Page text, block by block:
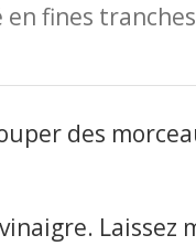
en fines tranches
des
Laissez